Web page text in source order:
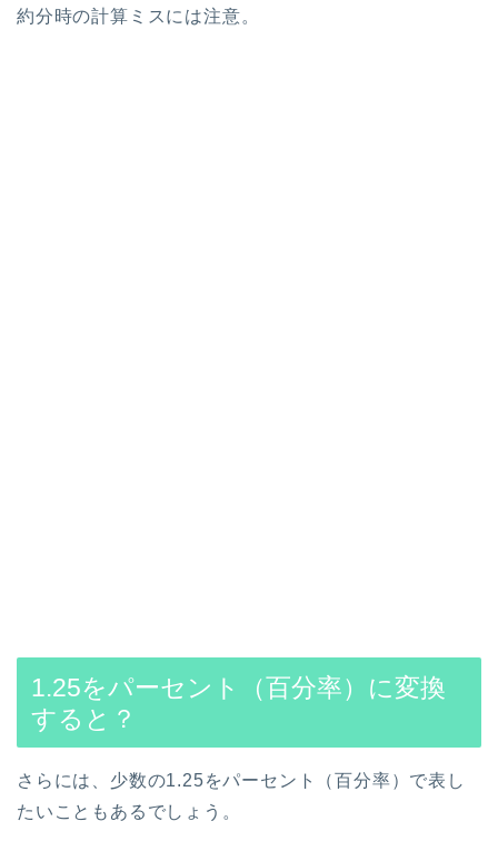
約分時の計算ミスには注意。
1.25をパーセント（百分率）に変換
すると？
さらには、少数の1.25をパーセント（百分率）で表し
たいこともあるでしょう。